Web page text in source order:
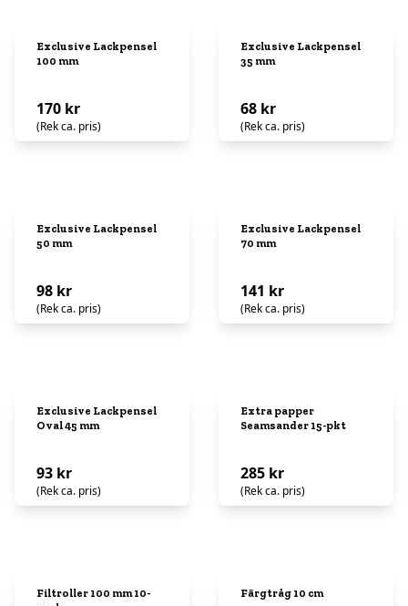
Exclusive Lackpensel
100 mm
170 kr
(Rek ca. pris)
Exclusive Lackpensel
35 mm
68 kr
(Rek ca. pris)
Exclusive Lackpensel
50 mm
98 kr
(Rek ca. pris)
Exclusive Lackpensel
70 mm
141 kr
(Rek ca. pris)
Exclusive Lackpensel
Oval 45 mm
93 kr
(Rek ca. pris)
Extra papper
Seamsander 15-pkt
285 kr
(Rek ca. pris)
Filtroller 100 mm 10-
Färgtråg 10 cm